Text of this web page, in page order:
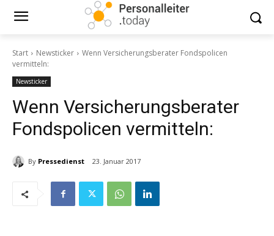
Start Newsticker
Wenn Versicherungsberater Fondspolicen
vermitteln:
Newsticker
Wenn Versicherungsberater
Fondspolicen vermitteln:
By Pressedienst 23. Januar 2017